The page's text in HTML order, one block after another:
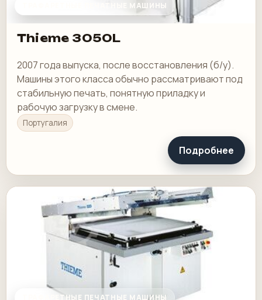
ТРАФАРЕТНЫЕ ПЕЧАТНЫЕ МАШИНЫ
Thieme 3050L
2007 года выпуска, после восстановления (б/у).
Машины этого класса обычно рассматривают под
стабильную печать, понятную приладку и
рабочую загрузку в смене.
Португалия
Подробнее
ТРАФАРЕТНЫЕ ПЕЧАТНЫЕ МАШИНЫ